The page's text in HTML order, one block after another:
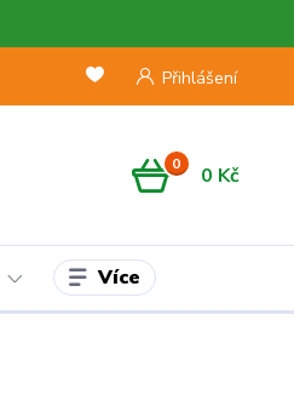
Přihlášení
0 0 Kč
Více